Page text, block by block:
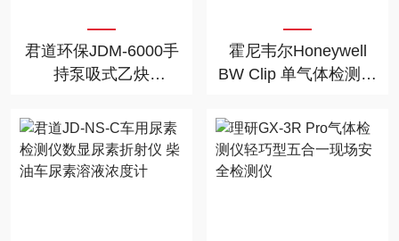
君道环保JDM-6000手
持泵吸式乙炔
霍尼韦尔Honeywell
BW Clip 单气体检测仪
可选